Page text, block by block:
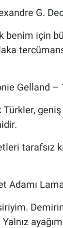
G.
benim için
Gelland –
Türkler,
tarafsız
Adamı